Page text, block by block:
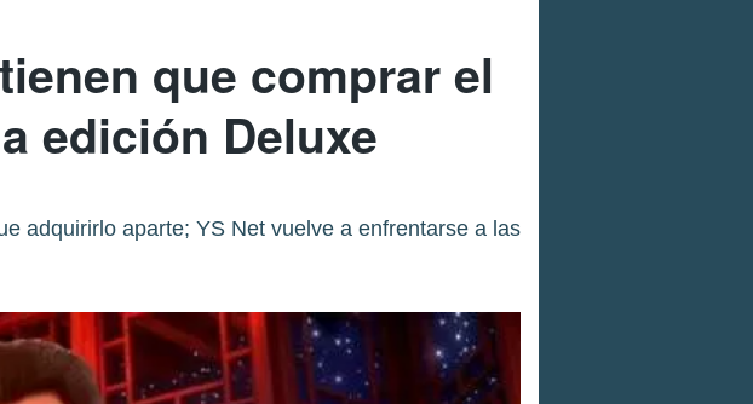
que comprar el
edición Deluxe
adquirirlo aparte; YS Net vuelve a enfrentarse a las